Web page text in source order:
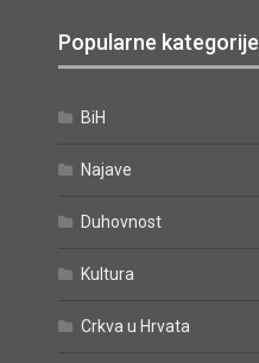
Popularne kategorije
BiH
Najave
Duhovnost
Kultura
Crkva u Hrvata